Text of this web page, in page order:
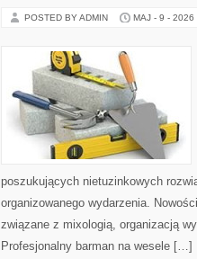
POSTED BY ADMIN MAJ - 9 - 2026
poszukujących nietuzinkowych
organizowanego wydarzenia.
związane z mixologią, organizacją
Profesjonalny barman na wesele […]